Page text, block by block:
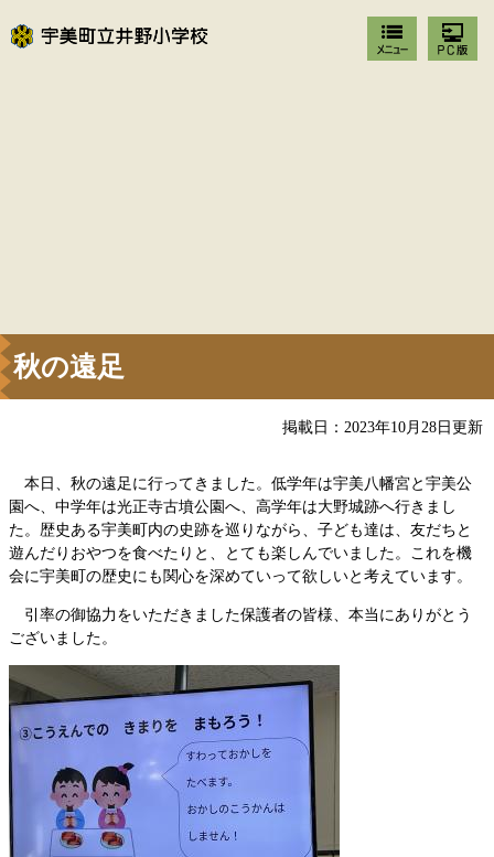
秋の遠足
掲載日：2023年10月28日更新
本日、秋の遠足に行ってきました。低学年は宇美八幡宮と宇美公
園へ、中学年は光正寺古墳公園へ、高学年は大野城跡へ行きまし
た。歴史ある宇美町内の史跡を巡りながら、子ども達は、友だちと
遊んだりおやつを食べたりと、とても楽しんでいました。これを機
会に宇美町の歴史にも関心を深めていって欲しいと考えています。
引率の御協力をいただきました保護者の皆様、本当にありがとう
ございました。